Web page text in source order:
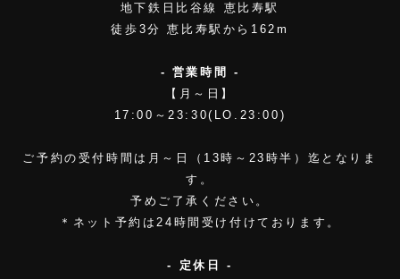
地下鉄日比谷線 恵比寿駅
徒歩3分 恵比寿駅から162m
- 営業時間 -
【月～日】
17:00～23:30(LO.23:00)
ご予約の受付時間は月～日（13時～23時半）迄となりま
す。
予めご了承ください。
＊ネット予約は24時間受け付けております。
- 定休日 -